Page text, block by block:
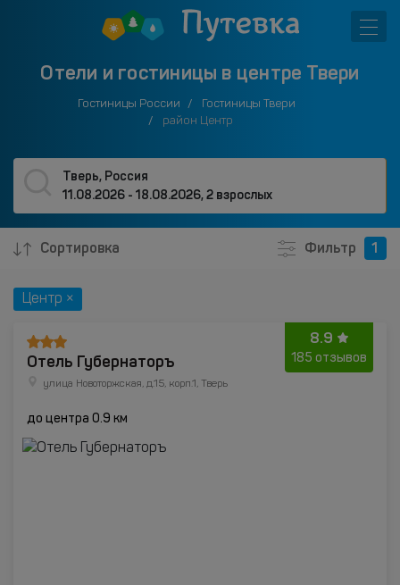
Отели и гостиницы в центре Твери
Гостиницы России
Гостиницы Твери
район Центр
Тверь, Россия
11.08.2026 - 18.08.2026,2 взрослых
Сортировка Фильтр 1
Центр ×
8.9
185 отзывов
Отель Губернаторъ
улица Новоторжская, д.15, корп.1, Тверь
до центра 0.9 км